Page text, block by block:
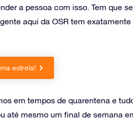
a pessoa com isso. Tem que
aqui da OSR tem
estrela!
em tempos de quarentena e
até mesmo um final de semana